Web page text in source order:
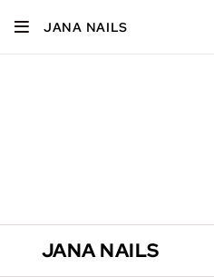
JANA NAILS
JANA NAILS